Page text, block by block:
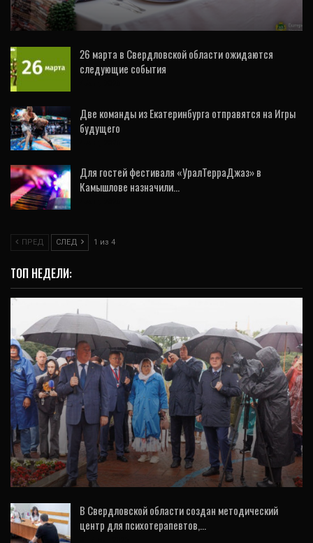
ВИДЕО)
26 марта в Свердловской области ожидаются
следующие события
Две команды из Екатеринбурга отправятся на Игры
будущего
Для гостей фестиваля «УралТерраДжаз» в
Камышлове назначили…
ПРЕД СЛЕД 1 из 4
ТОП НЕДЕЛИ:
ВИДЕО
День города начался с молебна святой
Екатерине (ФОТО)
В Свердловской области создан методический
центр для психотерапевтов,…